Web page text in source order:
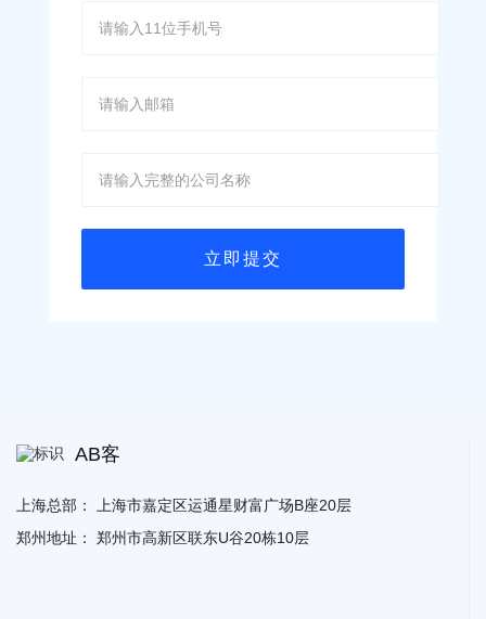
AB客
上海总部：
上海市嘉定区运通星财富广场B座20层
郑州地址：
郑州市高新区联东U谷20栋10层